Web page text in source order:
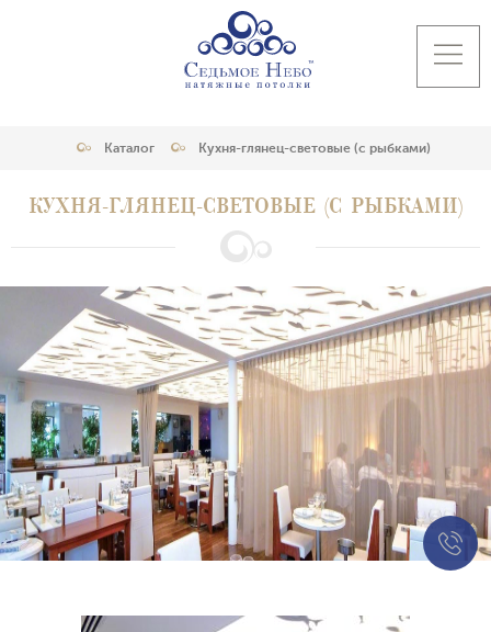
Каталог Кухня-глянец-световые (с рыбками)
КУХНЯ-ГЛЯНЕЦ-СВЕТОВЫЕ (С РЫБКАМИ)